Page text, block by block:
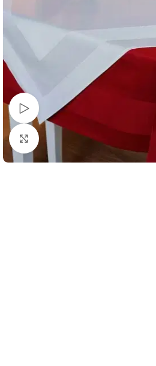
Schau Video
Klick zum Vergrößern